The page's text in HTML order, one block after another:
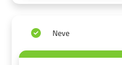
Neve